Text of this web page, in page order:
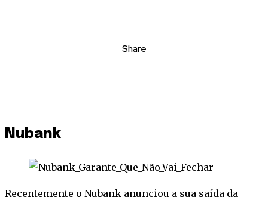
Share
Nubank
Recentemente o Nubank anunciou a sua saída da